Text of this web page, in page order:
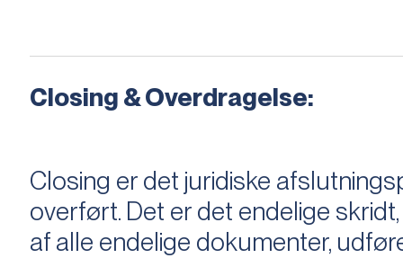
Closing & Overdragelse:
Closing er det juridiske
overført. Det er det endelige
af alle endelige dokumenter,